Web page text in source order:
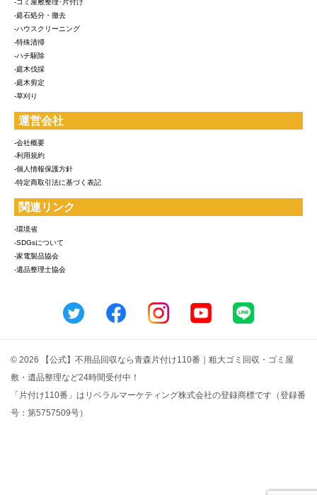
-ゴミ屋敷整理･片付け
-庭石処分・撤去
-ハウスクリーニング
-特殊清掃
-ハチ駆除
-庭木伐採
-庭木剪定
-草刈り
運営会社
-会社概要
-利用規約
-個人情報保護方針
-特定商取引法に基づく表記
関連リンク
-環境省
-SDGsについて
-家電製品協会
-遺品整理士協会
© 2026 【公式】不用品回収なら青森片付け110番｜粗大ゴミ回収・ゴミ屋
敷・遺品整理など24時間受付中！
「片付け110番」はリベラルマーケティング株式会社の登録商標です（登録番
号：第5757509号）